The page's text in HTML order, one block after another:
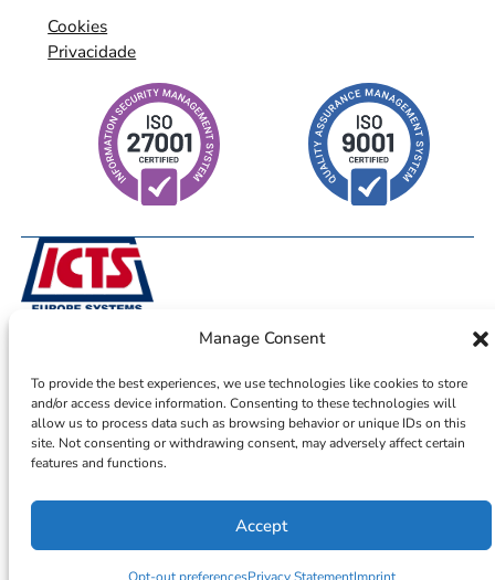
Manage Consent
To provide the best experiences, we use technologies like cookies to store
and/or access device information. Consenting to these technologies will
allow us to process data such as browsing behavior or unique IDs on this
site. Not consenting or withdrawing consent, may adversely affect certain
features and functions.
Accept
Cookies
Privacidade
© 2026 – ICTS Europe Systems – Site By EarlyMarketing.com